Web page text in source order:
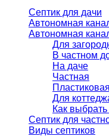
Септик для дачи
Автономная
Автономная
Для
В частном
На даче
Частная
Пластиковая
Для
Как
Септик для
Виды септиков